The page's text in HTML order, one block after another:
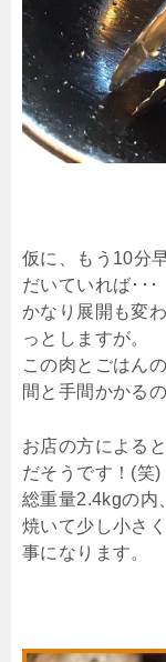
仮に、もう10分
だいていれば･･･
かなり展開も変
っとしますが。
この肉とごはん
間と手間かかる
お店の方による
だそうです！(笑)
総重量2.4kgの内
焼いて少し小さ
事になります。